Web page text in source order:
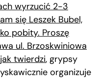
wyrzucić 2-3
się Leszek Bubel,
pobity. Proszę
ul. Brzoskwiniowa
jak twierdzi, grypsy
organizuje